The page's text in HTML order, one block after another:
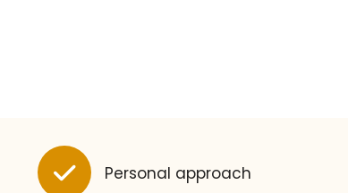
Personal approach